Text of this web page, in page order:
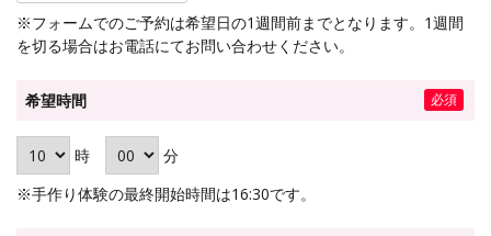
※フォームでのご予約は希望日の1週間前までとなります。1週間
を切る場合はお電話にてお問い合わせください。
希望時間
時
分
※手作り体験の最終開始時間は16:30です。